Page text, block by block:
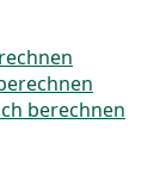
berechnen